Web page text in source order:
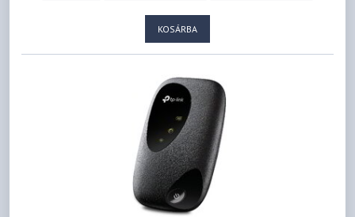
300Mbps 867Mbps
KOSÁRBA